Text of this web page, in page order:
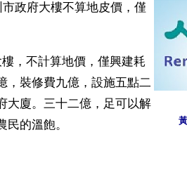
政府大樓不算地皮價，僅
，不計算地價，僅興建耗
，裝修費九億，設施五點二
大廈。三十二億，足可以解
的溫飽。